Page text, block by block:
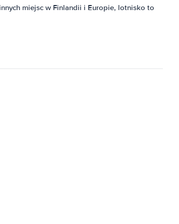
miejsc w Finlandii i Europie, lotnisko to